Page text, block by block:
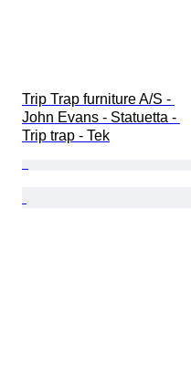
Trip Trap furniture A/S -
John Evans - Statuetta -
Trip trap - Tek